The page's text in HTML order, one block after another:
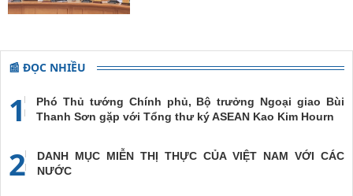
📰 ĐỌC NHIỀU
1
Phó Thủ tướng Chính phủ, Bộ trưởng Ngoại giao Bùi
Thanh Sơn gặp với Tổng thư ký ASEAN Kao Kim Hourn
2
DANH MỤC MIỄN THỊ THỰC CỦA VIỆT NAM VỚI CÁC
NƯỚC